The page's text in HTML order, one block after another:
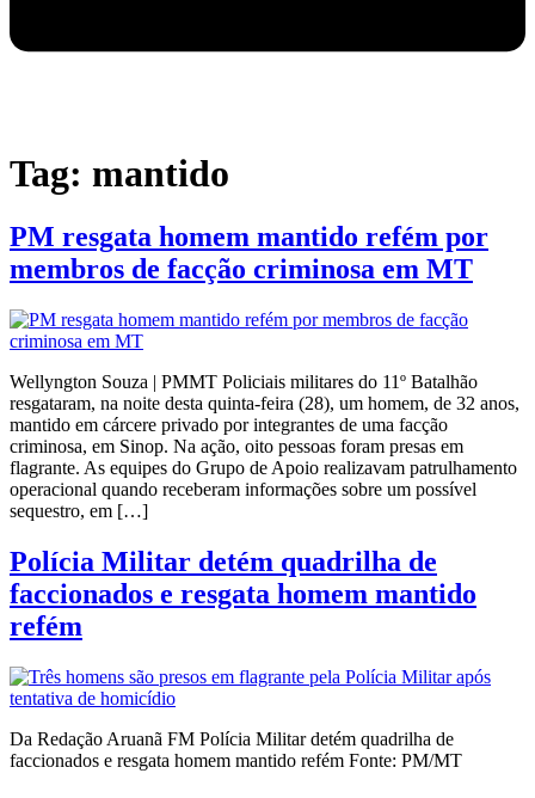
Tag: mantido
PM resgata homem mantido refém por
membros de facção criminosa em MT
Wellyngton Souza | PMMT Policiais militares do 11º Batalhão
resgataram, na noite desta quinta-feira (28), um homem, de 32 anos,
mantido em cárcere privado por integrantes de uma facção
criminosa, em Sinop. Na ação, oito pessoas foram presas em
flagrante. As equipes do Grupo de Apoio realizavam patrulhamento
operacional quando receberam informações sobre um possível
sequestro, em […]
Polícia Militar detém quadrilha de
faccionados e resgata homem mantido
refém
Da Redação Aruanã FM Polícia Militar detém quadrilha de
faccionados e resgata homem mantido refém Fonte: PM/MT